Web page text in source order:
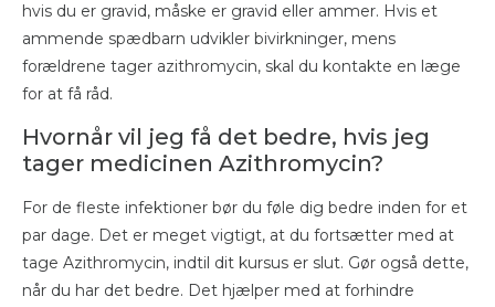
hvis du er gravid, måske er gravid eller ammer. Hvis et
ammende spædbarn udvikler bivirkninger, mens
forældrene tager azithromycin, skal du kontakte en læge
for at få råd.
Hvornår vil jeg få det bedre, hvis jeg
tager medicinen Azithromycin?
For de fleste infektioner bør du føle dig bedre inden for et
par dage. Det er meget vigtigt, at du fortsætter med at
tage Azithromycin, indtil dit kursus er slut. Gør også dette,
når du har det bedre. Det hjælper med at forhindre